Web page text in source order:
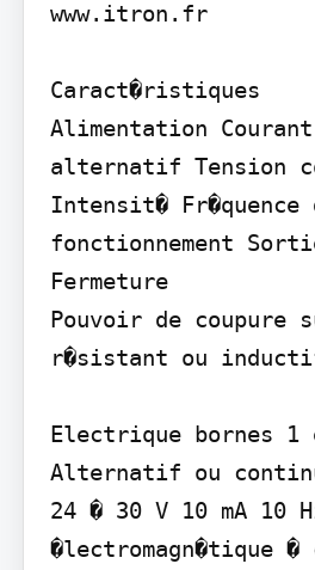
www.itron.fr
Caract�ristiques
Alimentation
alternatif Tension
Intensit� Fr�quence
fonctionnement
Fermeture
Pouvoir de
r�sistant ou
Electrique bornes 1
Alternatif ou
24 � 30 V 10 mA 10
�lectromagn�tique �